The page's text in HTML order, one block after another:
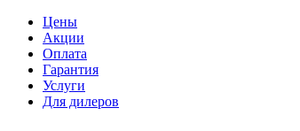
Цены
Акции
Оплата
Гарантия
Услуги
Для дилеров